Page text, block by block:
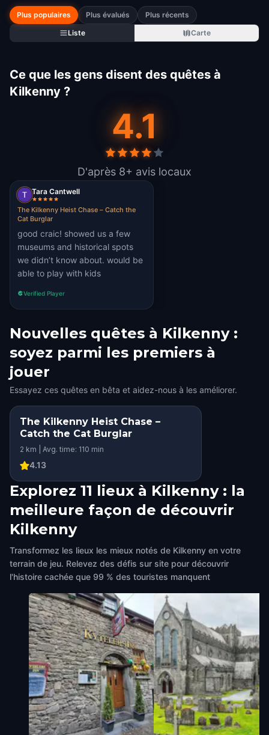
Plus populaires Plus évalués
Plus récents
Liste
Carte
Ce que les gens disent des quêtes à
Kilkenny ?
4.1
D'après 8+ avis locaux
Tara Cantwell
The Kilkenny Heist Chase – Catch the
Cat Burglar
good craic! showed us a few
museums and historical spots
we didn’t know about. would be
able to play with kids
Verified Player
Nouvelles quêtes à Kilkenny :
soyez parmi les premiers à
jouer
Essayez ces quêtes en bêta et aidez-nous à les améliorer.
The Kilkenny Heist Chase –
Catch the Cat Burglar
2 km | Avg. time: 110 min
4.13
Explorez 11 lieux à Kilkenny : la
meilleure façon de découvrir
Kilkenny
Transformez les lieux les mieux notés de Kilkenny en votre
terrain de jeu. Relevez des défis sur site pour découvrir
l'histoire cachée que 99 % des touristes manquent